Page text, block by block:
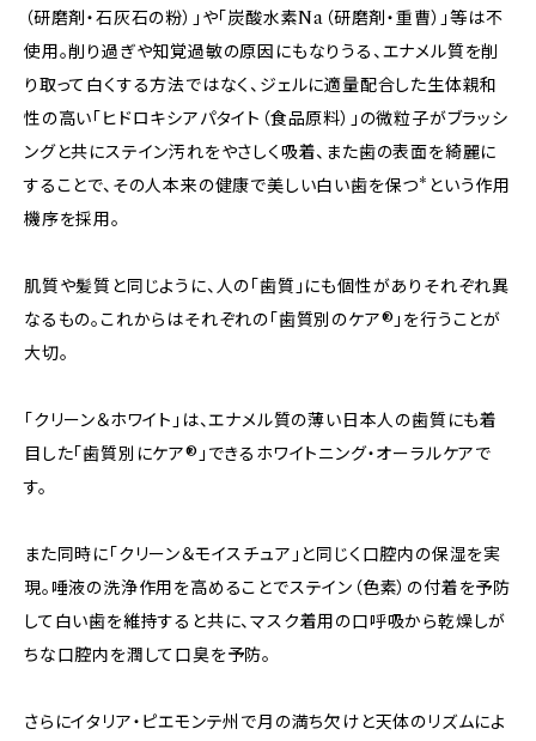
（研磨剤・石灰石の粉）」や「炭酸水素Na（研磨剤・重曹）」等は不
使用。削り過ぎや知覚過敏の原因にもなりうる、エナメル質を削
り取って白くする方法ではなく、ジェルに適量配合した生体親和
性の高い「ヒドロキシアパタイト（食品原料）」の微粒子がブラッシ
ングと共にステイン汚れをやさしく吸着、また歯の表面を綺麗に
することで、その人本来の健康で美しい白い歯を保つ*という作用
機序を採用。
肌質や髪質と同じように、人の「歯質」にも個性がありそれぞれ異
なるもの。これからはそれぞれの「歯質別のケア®︎」を行うことが
大切。
「クリーン＆ホワイト」は、エナメル質の薄い日本人の歯質にも着
目した「歯質別にケア®︎」できるホワイトニング・オーラルケアで
す。
また同時に「クリーン＆モイスチュア」と同じく口腔内の保湿を実
現。唾液の洗浄作用を高めることでステイン（色素）の付着を予防
して白い歯を維持すると共に、マスク着用の口呼吸から乾燥しが
ちな口腔内を潤して口臭を予防。
さらにイタリア・ピエモンテ州で月の満ち欠けと天体のリズムによ